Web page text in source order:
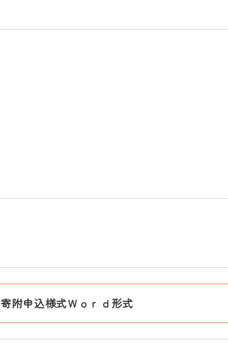
寄附申込様式Ｗｏｒｄ形式